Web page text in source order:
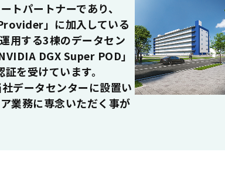
トパートナーであり、
」に加入している
用する3棟のデータセン
DGX Super POD」
を受けています。
データセンターに設置い
業務に専念いただく事が